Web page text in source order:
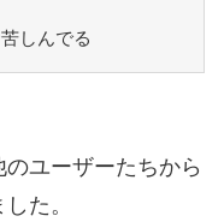
しんでる
ユーザーたちから
た。